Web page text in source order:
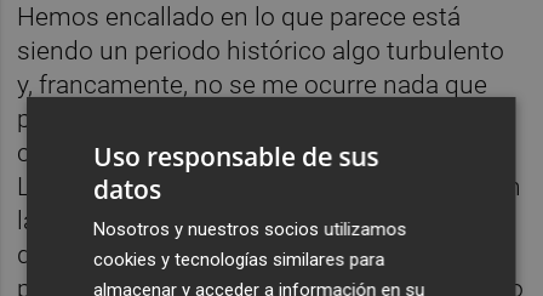
Hemos encallado en lo que parece está
siendo un periodo histórico algo turbulento
y, francamente, no se me ocurre nada que
pueda hacer al respecto salvo mantener la
calma -”yo sólo miro p’adelante”, dice José
Luis en “Panorama”- e impedir que nos roben
la felicidad, el tiempo para pensar, las ganas
de sexo. La alegría de vivir es algo que casi
puedo palpar escuchandoSenadora, el nuevo
Uso responsable de sus
datos
Nosotros y nuestros socios utilizamos
cookies y tecnologías similares para
almacenar y acceder a información en su